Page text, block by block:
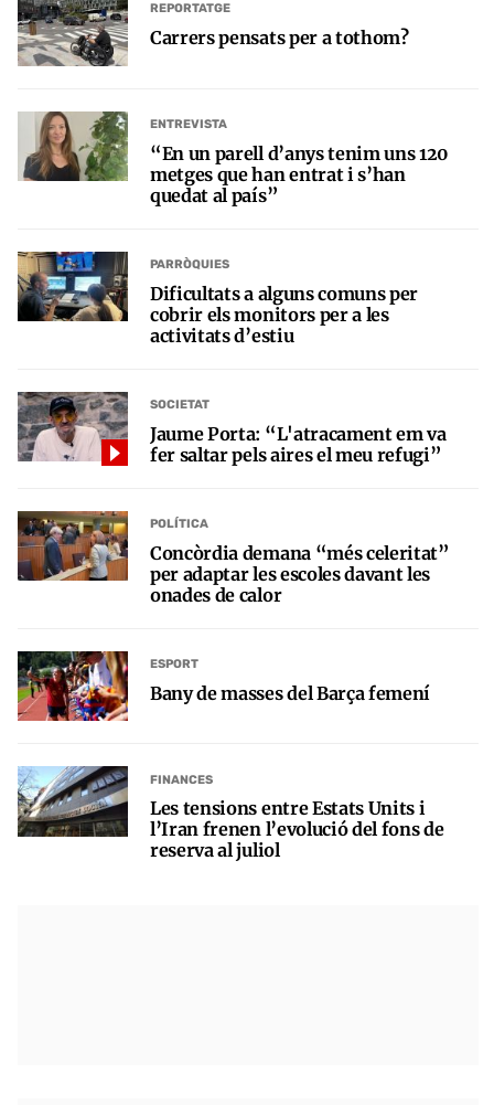
REPORTATGE
Carrers pensats per a tothom?
ENTREVISTA
“En un parell d’anys tenim uns 120
metges que han entrat i s’han
quedat al país”
PARRÒQUIES
Dificultats a alguns comuns per
cobrir els monitors per a les
activitats d’estiu
SOCIETAT
Jaume Porta: “L'atracament em va
fer saltar pels aires el meu refugi”
POLÍTICA
Concòrdia demana “més celeritat”
per adaptar les escoles davant les
onades de calor
ESPORT
Bany de masses del Barça femení
FINANCES
Les tensions entre Estats Units i
l’Iran frenen l’evolució del fons de
reserva al juliol